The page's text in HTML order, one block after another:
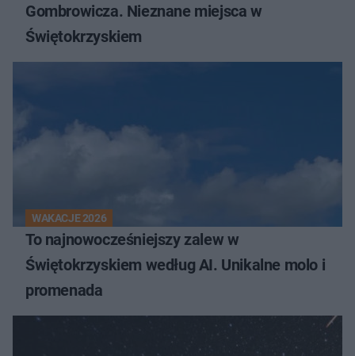
Gombrowicza. Nieznane miejsca w
Świętokrzyskiem
WAKACJE 2026
To najnowocześniejszy zalew w
Świętokrzyskiem według AI. Unikalne molo i
promenada